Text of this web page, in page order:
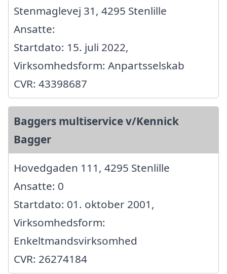
Stenmaglevej 31, 4295 Stenlille
Ansatte:
Startdato: 15. juli 2022,
Virksomhedsform: Anpartsselskab
CVR: 43398687
Baggers multiservice v/Kennick
Bagger
Hovedgaden 111, 4295 Stenlille
Ansatte: 0
Startdato: 01. oktober 2001,
Virksomhedsform:
Enkeltmandsvirksomhed
CVR: 26274184